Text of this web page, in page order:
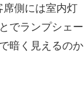
側には室内灯
でランプシェー
暗く見えるのか